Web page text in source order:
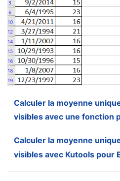
Calculer la moyenne
visibles avec une fonction
Calculer la moyenne
visibles avec Kutools pour